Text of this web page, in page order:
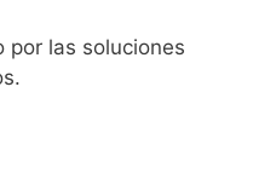
por las soluciones